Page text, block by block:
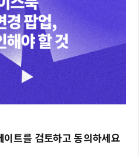
트를 검토하고 동의하세요